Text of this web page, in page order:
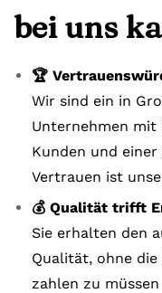
bei uns
🏆
Wir sind ein in
Unternehmen mit
Kunden und
Vertrauen ist
💰 Qualität trifft
Sie erhalten den
Qualität, ohne
zahlen zu